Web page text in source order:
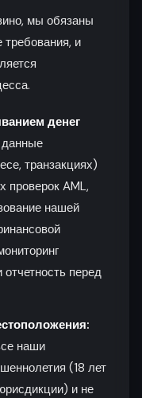
мы обязаны
требования, и
денег
транзакциях)
проверок AML,
нашей
перед
наши
(18 лет
и не